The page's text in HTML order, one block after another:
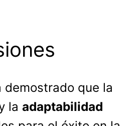
demostrado que la
la adaptabilidad